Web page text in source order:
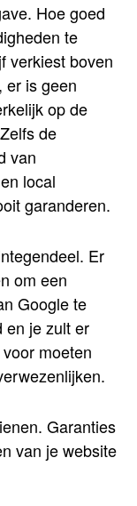
Hoe goed
te
verkiest boven
er is geen
op de
de
van
local
garanderen.
Er
om een
Google te
en je zult er
moeten
Garanties
van je website